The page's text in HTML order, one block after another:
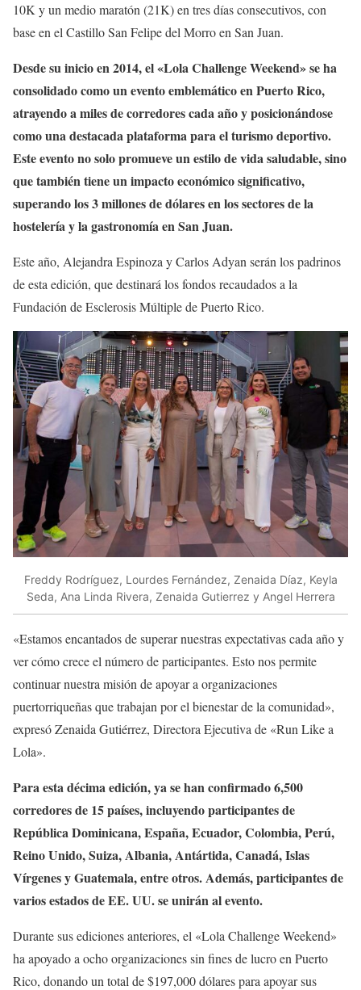
10K y un medio maratón (21K) en tres días consecutivos, con
base en el Castillo San Felipe del Morro en San Juan.
Desde su inicio en 2014, el «Lola Challenge Weekend» se ha
consolidado como un evento emblemático en Puerto Rico,
atrayendo a miles de corredores cada año y posicionándose
como una destacada plataforma para el turismo deportivo.
Este evento no solo promueve un estilo de vida saludable, sino
que también tiene un impacto económico significativo,
superando los 3 millones de dólares en los sectores de la
hostelería y la gastronomía en San Juan.
Este año, Alejandra Espinoza y Carlos Adyan serán los padrinos
de esta edición, que destinará los fondos recaudados a la
Fundación de Esclerosis Múltiple de Puerto Rico.
Freddy Rodríguez, Lourdes Fernández, Zenaida Díaz, Keyla
Seda, Ana Linda Rivera, Zenaida Gutierrez y Angel Herrera
«Estamos encantados de superar nuestras expectativas cada año y
ver cómo crece el número de participantes. Esto nos permite
continuar nuestra misión de apoyar a organizaciones
puertorriqueñas que trabajan por el bienestar de la comunidad»,
expresó Zenaida Gutiérrez, Directora Ejecutiva de «Run Like a
Lola».
Para esta décima edición, ya se han confirmado 6,500
corredores de 15 países, incluyendo participantes de
República Dominicana, España, Ecuador, Colombia, Perú,
Reino Unido, Suiza, Albania, Antártida, Canadá, Islas
Vírgenes y Guatemala, entre otros. Además, participantes de
varios estados de EE. UU. se unirán al evento.
Durante sus ediciones anteriores, el «Lola Challenge Weekend»
ha apoyado a ocho organizaciones sin fines de lucro en Puerto
Rico, donando un total de $197,000 dólares para apoyar sus